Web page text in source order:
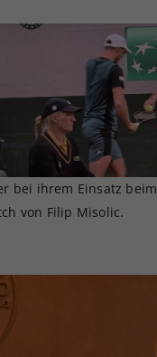
bei ihrem Einsatz beim
von Filip Misolic.